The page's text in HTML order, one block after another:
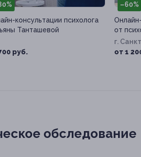
консультации психолога
Танташевой
руб.
–60%
от
г.
от 1
обследование